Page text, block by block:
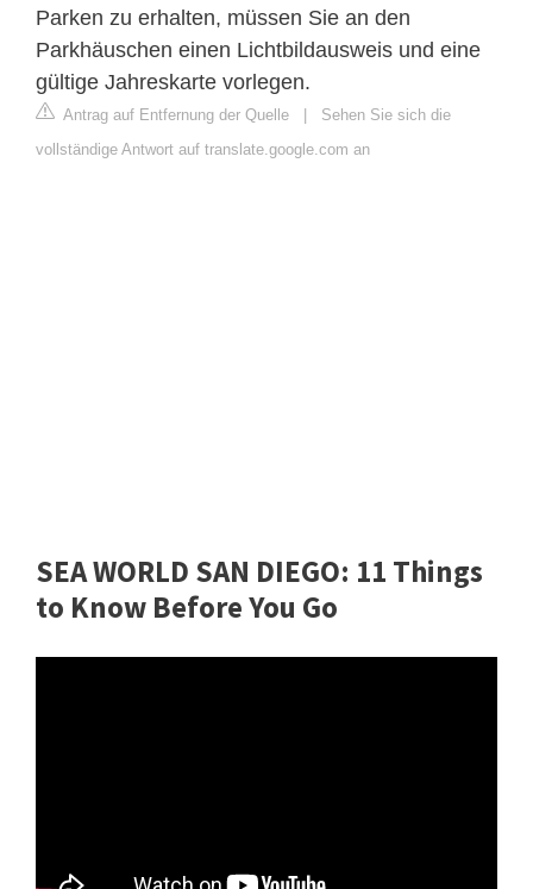
Parken zu erhalten, müssen Sie an den
Parkhäuschen einen Lichtbildausweis und eine
gültige Jahreskarte vorlegen.
Antrag auf Entfernung der Quelle
Sehen Sie sich die
vollständige Antwort auf translate.google.com an
SEA WORLD SAN DIEGO: 11 Things
to Know Before You Go